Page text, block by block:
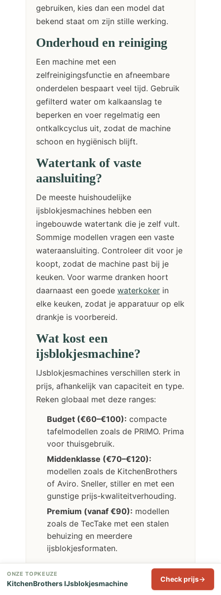
gebruiken, kies dan een model dat
bekend staat om zijn stille werking.
Onderhoud en reiniging
Een machine met een
zelfreinigingsfunctie en afneembare
onderdelen bespaart veel tijd. Gebruik
gefilterd water om kalkaanslag te
beperken en voer regelmatig een
ontkalkcyclus uit, zodat de machine
schoon en hygiënisch blijft.
Watertank of vaste
aansluiting?
De meeste huishoudelijke
ijsblokjesmachines hebben een
ingebouwde watertank die je zelf vult.
Sommige modellen vragen een vaste
wateraansluiting. Controleer dit voor je
koopt, zodat de machine past bij je
keuken. Voor warme dranken hoort
daarnaast een goede waterkoker in
elke keuken, zodat je apparatuur op elk
drankje is voorbereid.
Wat kost een
ijsblokjesmachine?
IJsblokjesmachines verschillen sterk in
prijs, afhankelijk van capaciteit en type.
Reken globaal met deze ranges:
Budget (€60–€100): compacte
tafelmodellen zoals de PRIMO. Prima
voor thuisgebruik.
Middenklasse (€70–€120):
modellen zoals de KitchenBrothers
of Aviro. Sneller, stiller en met een
gunstige prijs-kwaliteitverhouding.
Premium (vanaf €90): modellen
zoals de TecTake met een stalen
behuizing en meerdere
ijsblokjesformaten.
ONZE TOPKEUZE
KitchenBrothers IJsblokjesmachine Check prijs